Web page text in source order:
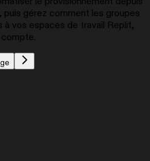
puis gérez comment les groupes
vos espaces de travail Replit,